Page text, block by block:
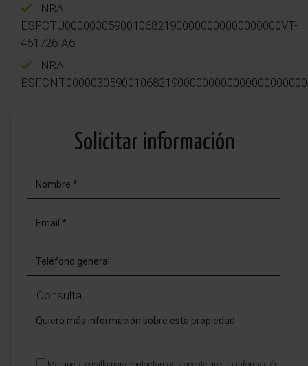
NRA:
ESFCTU00000305900106821900000000000000000VT-
451726-A6
NRA:
Solicitar información
Consulta